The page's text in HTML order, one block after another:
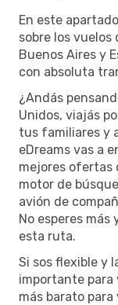
En este
sobre los
Buenos Aires y
con absoluta
¿Andás
Unidos, viajás
tus familiares y
eDreams vas a
mejores ofertas
motor de
avión de
No esperes
esta ruta.
Si sos flexible y
importante para
más barato